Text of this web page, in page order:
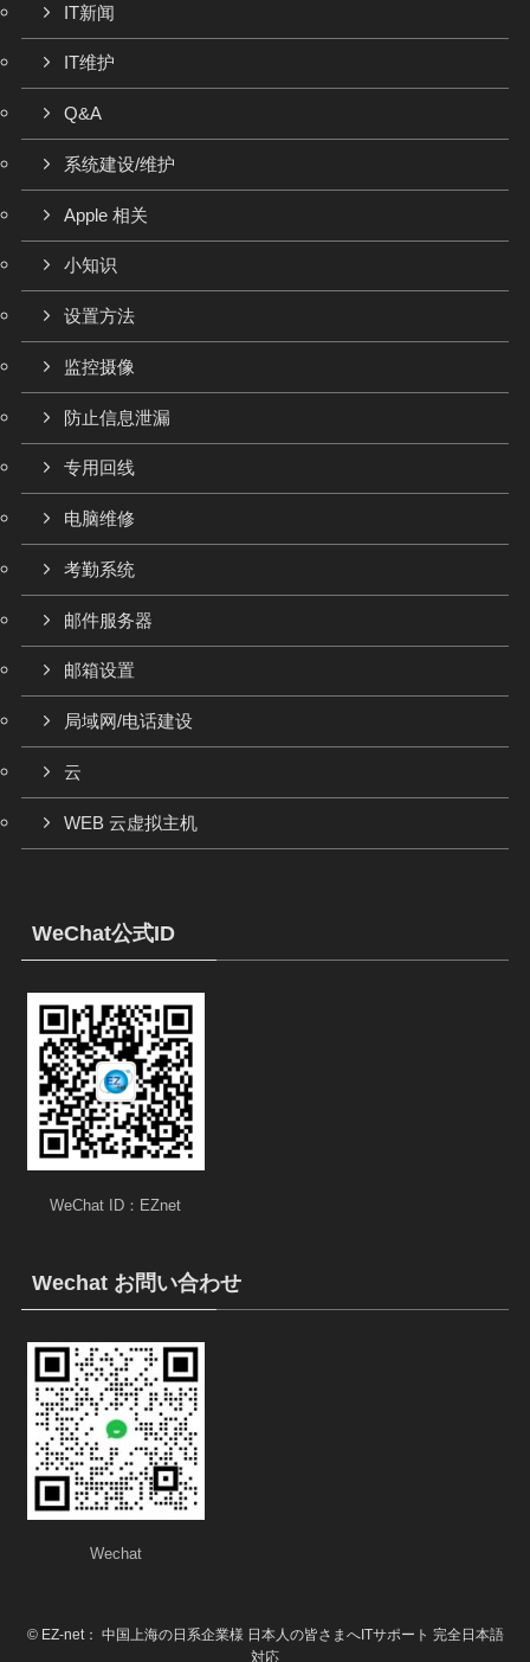
IT新闻
IT维护
Q&A
系统建设/维护
Apple 相关
小知识
设置方法
监控摄像
防止信息泄漏
专用回线
电脑维修
考勤系统
邮件服务器
邮箱设置
局域网/电话建设
云
WEB 云虚拟主机
WeChat公式ID
WeChat ID：EZnet
Wechat お問い合わせ
Wechat
©EZ-net： 中国上海の日系企業様 日本人の皆さまへITサポート 完全日本語
対応